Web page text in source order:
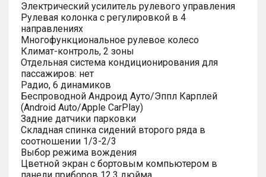
Электрический усилитель рулевого управления
Рулевая колонка с регулировкой в 4
направлениях
Многофункциональное рулевое колесо
Климат-контроль, 2 зоны
Отдельная система кондиционирования для
пассажиров: нет
Радио, 6 динамиков
Беспроводной Андроид Ауто/Эппл Карплей
(Android Auto/Apple CarPlay)
Задние датчики парковки
Складная спинка сидений второго ряда в
соотношении 1/3-2/3
Выбор режима вождения
Цветной экран с бортовым компьютером в
панели приборов 12.3 дюйма